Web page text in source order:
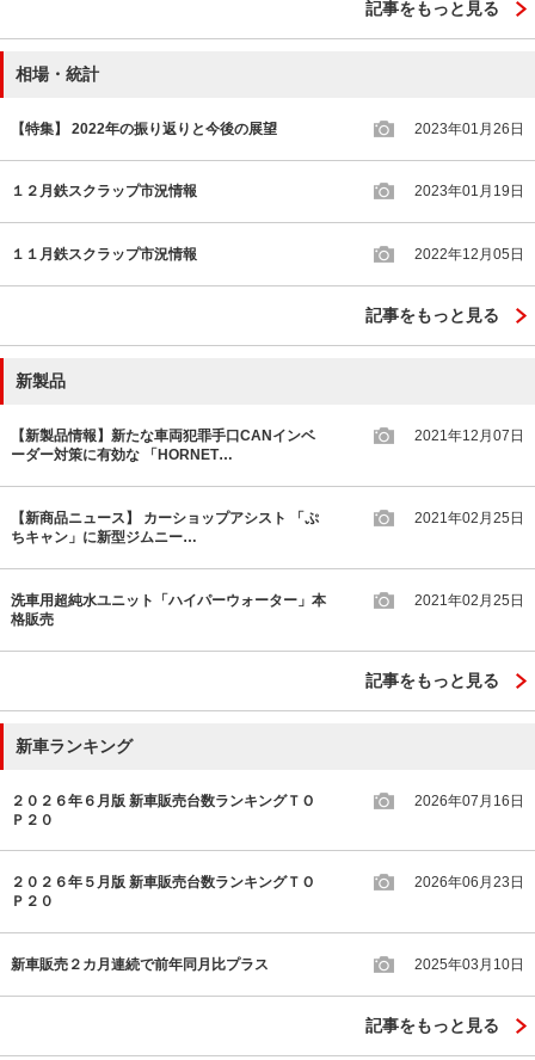
記事をもっと見る
相場・統計
【特集】 2022年の振り返りと今後の展望 2023年01月26日
１２月鉄スクラップ市況情報 2023年01月19日
１１月鉄スクラップ市況情報 2022年12月05日
記事をもっと見る
新製品
【新製品情報】新たな車両犯罪手口CANインベ
ーダー対策に有効な 「HORNET…
2021年12月07日
【新商品ニュース】 カーショップアシスト 「ぷ
ちキャン」に新型ジムニー…
2021年02月25日
洗車用超純水ユニット「ハイパーウォーター」本
格販売
2021年02月25日
記事をもっと見る
新車ランキング
２０２６年６月版 新車販売台数ランキングＴＯ
Ｐ２０
2026年07月16日
２０２６年５月版 新車販売台数ランキングＴＯ
Ｐ２０
2026年06月23日
新車販売２カ月連続で前年同月比プラス 2025年03月10日
記事をもっと見る